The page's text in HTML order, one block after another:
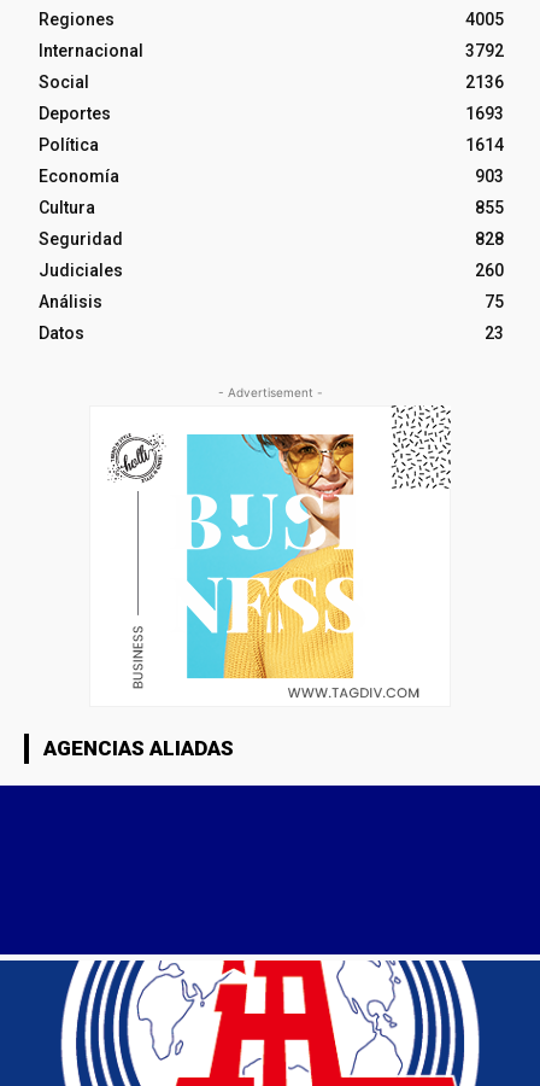
Regiones
4005
Internacional
3792
Social
2136
Deportes
1693
Política
1614
Economía
903
Cultura
855
Seguridad
828
Judiciales
260
Análisis
75
Datos
23
- Advertisement -
AGENCIAS ALIADAS